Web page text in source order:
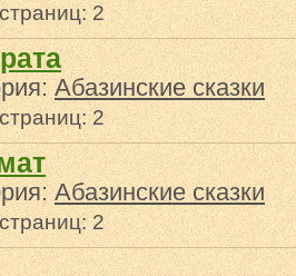
2
Абазинские сказки
2
Абазинские сказки
2